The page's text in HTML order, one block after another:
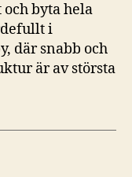
byta hela
i
där snabb och
är av största